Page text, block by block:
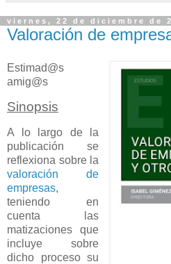
viernes, 22 de diciembre de
Valoración de
Estimad@s
amig@s
Sinopsis
A lo largo de la
publicación se
reflexiona sobre la
valoración de
empresas,
teniendo en
cuenta las
matizaciones que
incluye sobre
dicho proceso su